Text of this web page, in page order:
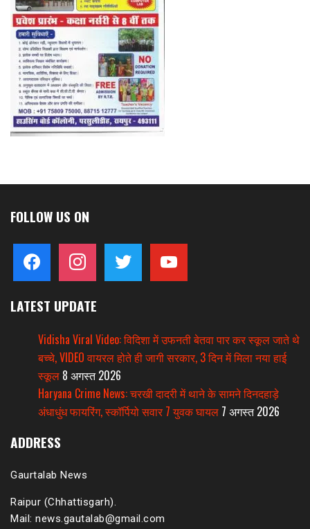
FOLLOW US ON
facebook instagram twitter youtube
LATEST UPDATE
Vidisha Viral Video: विदिशा में उफनती बेतवा पार कर स्कूल जाते थे
बच्चे, VIDEO वायरल होते ही जागी सरकार, 3 दिन में मिला नया हाई
स्कूल 8 अगस्त 2026
Haryana Crime News: चरखी दादरी में थाने के सामने दिनदहाड़े
अंधाधुंध फायरिंग, स्कॉर्पियो सवार 7 युवक घायल 7 अगस्त 2026
ADDRESS
Gaurtalab News
Raipur (Chhattisgarh).
Mail: news.gautalab@gmail.com